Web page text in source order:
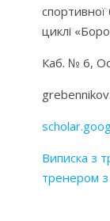
циклі
Каб. № 6,
Виписка з
тренером з